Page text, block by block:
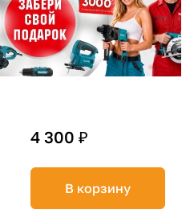
4 300 ₽
В корзину